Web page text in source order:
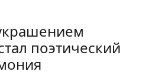
поэтический